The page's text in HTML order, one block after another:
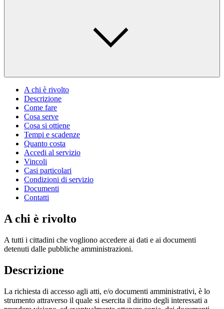
A chi è rivolto
Descrizione
Come fare
Cosa serve
Cosa si ottiene
Tempi e scadenze
Quanto costa
Accedi al servizio
Vincoli
Casi particolari
Condizioni di servizio
Documenti
Contatti
A chi è rivolto
A tutti i cittadini che vogliono accedere ai dati e ai documenti
detenuti dalle pubbliche amministrazioni.
Descrizione
La richiesta di accesso agli atti, e/o documenti amministrativi, è lo
strumento attraverso il quale si esercita il diritto degli interessati a